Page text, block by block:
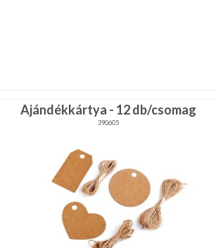
Ajándékkártya - 12 db/csomag
390605